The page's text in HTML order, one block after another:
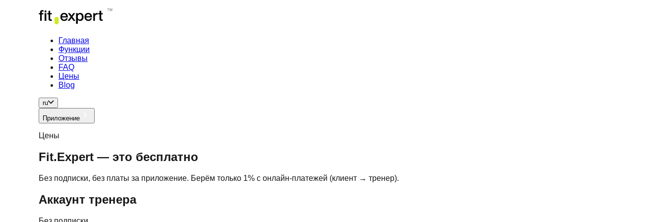
Главная
Функции
Отзывы
FAQ
Цены
Blog
ru
Приложение
Цены
Fit.Expert — это бесплатно
Без подписки, без платы за приложение. Берём только 1% с онлайн-платежей (клиент → тренер).
Аккаунт тренера